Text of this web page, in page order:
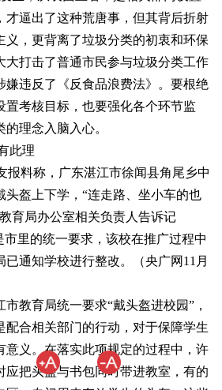
才逼出了这种荒唐事，但其背后折射
义，更背离了垃圾分类的初衷和环保
大打击了普通市民参与垃圾分类工作
嫌违反了《反食品浪费法》。要根绝
置考核目标，也要强化各个环节监
理念入脑入心。
此理
报料称，广东湛江市徐闻县角尾乡中
头盔上下学，“连走路、坐小车的也
育局办公室相关负责人告诉记
市里的统一要求，该校在推广过程中
通知学校进行整改。（央广网11月
教育局统一要求“戴头盔进校园”，
配合相关部门的行动，对于保障学生
意义。在落实此项规定的过程中，许
应把头盔与书包同时带进教室，有的